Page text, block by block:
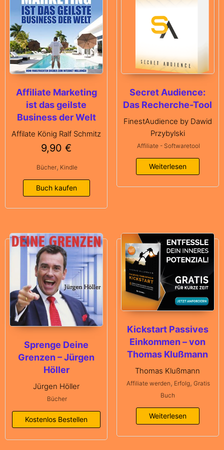
Affiliate Marketing
ist das geilste
Business der Welt
Affilate König Ralf Schmitz
9,90€
Bücher, Kindle
Buch kaufen
Secret Audience:
Das Recherche-Tool
FinestAudience by Dawid
Przybylski
Affiliate - Softwaretool
Weiterlesen
Sprenge Deine
Grenzen – Jürgen
Höller
Jürgen Höller
Bücher
Kostenlos Bestellen
Kickstart Passives
Einkommen – von
Thomas Klußmann
Thomas Klußmann
Affiliate werden, Erfolg, Gratis
Buch
Weiterlesen